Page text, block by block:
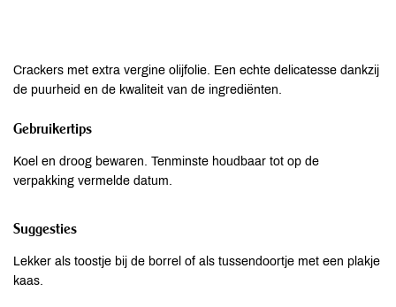
Crackers met extra vergine olijfolie. Een echte delicatesse dankzij
de puurheid en de kwaliteit van de ingrediënten.
Gebruikertips
Koel en droog bewaren. Tenminste houdbaar tot op de
verpakking vermelde datum.
Suggesties
Lekker als toostje bij de borrel of als tussendoortje met een plakje
kaas.